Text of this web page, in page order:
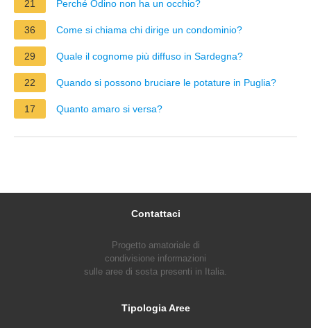
21
Perché Odino non ha un occhio?
36 Come si chiama chi dirige un condominio?
29 Quale il cognome più diffuso in Sardegna?
22 Quando si possono bruciare le potature in Puglia?
17 Quanto amaro si versa?
Contattaci
Progetto amatoriale di
condivisione informazioni
sulle aree di sosta presenti in Italia.
Tipologia Aree